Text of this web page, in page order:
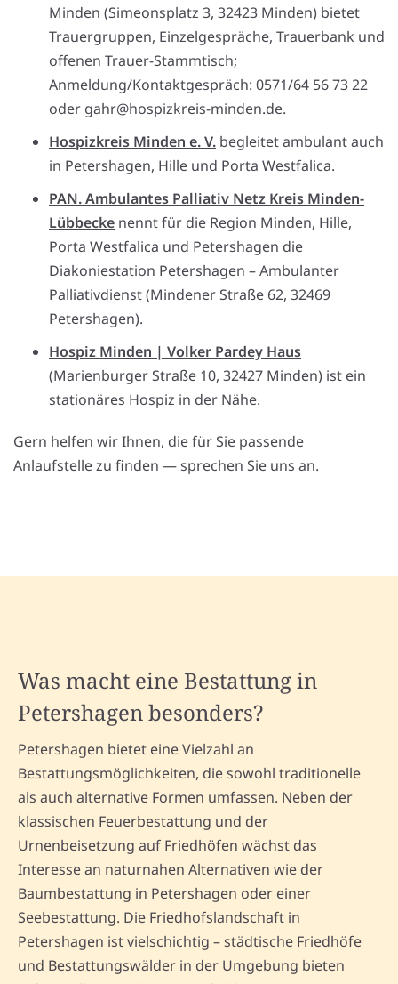
Minden (Simeonsplatz 3, 32423 Minden) bietet
Trauergruppen, Einzelgespräche, Trauerbank und
offenen Trauer-Stammtisch;
Anmeldung/Kontaktgespräch: 0571/64 56 73 22
oder gahr@hospizkreis-minden.de.
Hospizkreis Minden e. V. begleitet ambulant auch
in Petershagen, Hille und Porta Westfalica.
PAN. Ambulantes Palliativ Netz Kreis Minden-
Lübbecke nennt für die Region Minden, Hille,
Porta Westfalica und Petershagen die
Diakoniestation Petershagen – Ambulanter
Palliativdienst (Mindener Straße 62, 32469
Petershagen).
Hospiz Minden | Volker Pardey Haus
(Marienburger Straße 10, 32427 Minden) ist ein
stationäres Hospiz in der Nähe.
Gern helfen wir Ihnen, die für Sie passende
Anlaufstelle zu finden — sprechen Sie uns an.
Was macht eine Bestattung in
Petershagen besonders?
Petershagen bietet eine Vielzahl an
Bestattungsmöglichkeiten, die sowohl traditionelle
als auch alternative Formen umfassen. Neben der
klassischen Feuerbestattung und der
Urnenbeisetzung auf Friedhöfen wächst das
Interesse an naturnahen Alternativen wie der
Baumbestattung in Petershagen oder einer
Seebestattung. Die Friedhofslandschaft in
Petershagen ist vielschichtig – städtische Friedhöfe
und Bestattungswälder in der Umgebung bieten